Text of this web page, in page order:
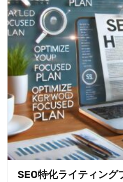
SEO特化ライティング